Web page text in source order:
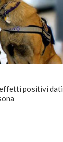
positivi dati